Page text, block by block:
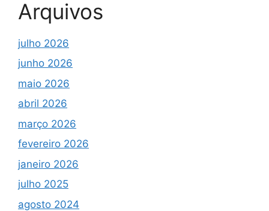
Arquivos
julho 2026
junho 2026
maio 2026
abril 2026
março 2026
fevereiro 2026
janeiro 2026
julho 2025
agosto 2024